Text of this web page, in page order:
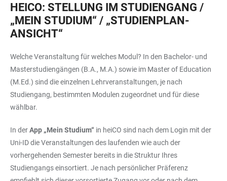
HEICO: STELLUNG IM STUDIENGANG /
„MEIN STUDIUM“ / „STUDIENPLAN-
ANSICHT“
Welche Veranstaltung für welches Modul? In den Bachelor- und
Masterstudiengängen (B.A., M.A.) sowie im Master of Education
(M.Ed.) sind die einzelnen Lehrveranstaltungen, je nach
Studiengang, bestimmten Modulen zugeordnet und für diese
wählbar.
In derApp „Mein Studium“ in heiCO sind nach dem Login mit der
Uni-ID die Veranstaltungen des laufenden wie auch der
vorhergehenden Semester bereits in die Struktur Ihres
Studiengangs einsortiert. Je nach persönlicher Präferenz